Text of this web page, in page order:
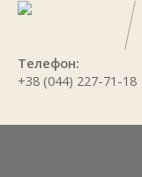
Телефон:
+38 (044) 227-71-18